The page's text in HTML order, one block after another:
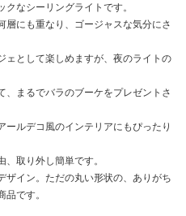
なシーリングライトです。
層にも重なり、ゴージャスな気分にさ
ェとして楽しめますが、夜のライトの
、まるでバラのブーケをプレゼントさ
ールデコ風のインテリアにもぴったり
取り外し簡単です。
ザイン。ただの丸い形状の、ありがち
です。